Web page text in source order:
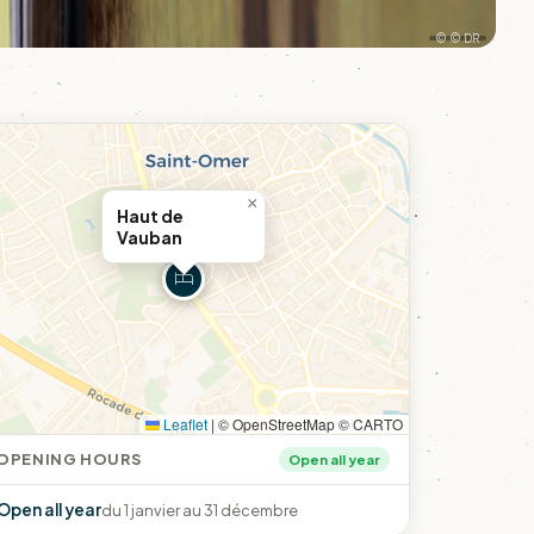
© © DR
Haut de
Vauban
×
Leaflet | © OpenStreetMap © CARTO
HOURS Open all year
all yeardu 1 janvier au 31 décembre